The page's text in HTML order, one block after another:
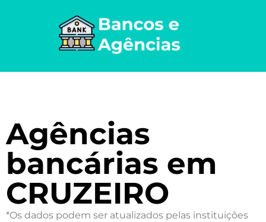
Agências
bancárias em
CRUZEIRO
*Os dados podem ser atualizados pelas instituições